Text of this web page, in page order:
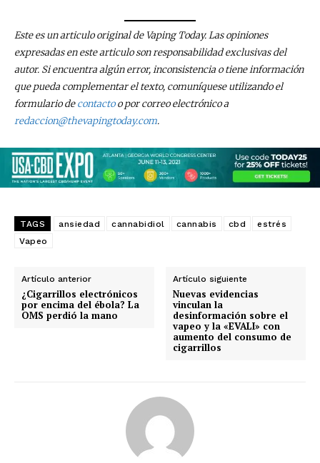
Este es un articulo original de Vaping Today. Las opiniones
expresadas en este articulo son responsabilidad exclusivas del
autor. Si encuentra algún error, inconsistencia o tiene información
que pueda complementar el texto, comuníquese utilizando el
formulario decontactoo por correo electrónico a
redaccion@thevapingtoday.com.
TAGS ansiedad cannabidiol cannabis cbd
estrés
Vapeo
Artículo anterior
¿Cigarrillos electrónicos
por encima del ébola? La
OMS perdió la mano
Artículo siguiente
Nuevas evidencias
vinculan la
desinformación sobre el
vapeo y la «EVALI» con
aumento del consumo de
cigarrillos